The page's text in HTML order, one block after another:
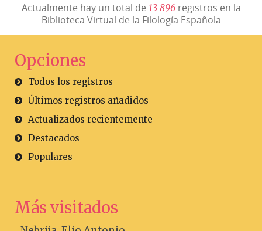
Actualmente hay un total de 13 896registros en la
Biblioteca Virtual de la Filología Española
Opciones
Todos los registros
Últimos registros añadidos
Actualizados recientemente
Destacados
Populares
Más visitados